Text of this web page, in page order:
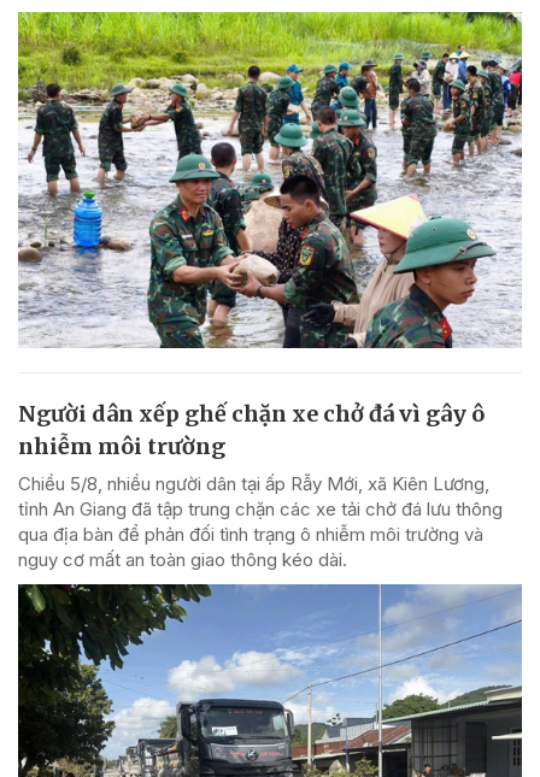
Người dân xếp ghế chặn xe chở đá vì gây ô
nhiễm môi trường
Chiều 5/8, nhiều người dân tại ấp Rẫy Mới, xã Kiên Lương,
tỉnh An Giang đã tập trung chặn các xe tải chở đá lưu thông
qua địa bàn để phản đối tình trạng ô nhiễm môi trường và
nguy cơ mất an toàn giao thông kéo dài.